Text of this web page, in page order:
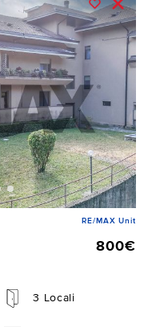
RE/MAX Unit
800€
3 Locali